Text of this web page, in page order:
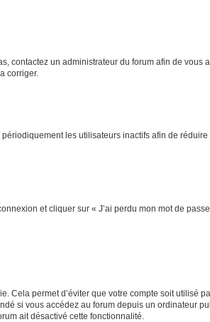
contactez un administrateur du forum afin de vous
corriger.
les utilisateurs inactifs afin de réduire
et cliquer sur « J’ai perdu mon mot de passe
Cela permet d’éviter que votre compte soit utilisé
si vous accédez au forum depuis un ordinateur
ait désactivé cette fonctionnalité.